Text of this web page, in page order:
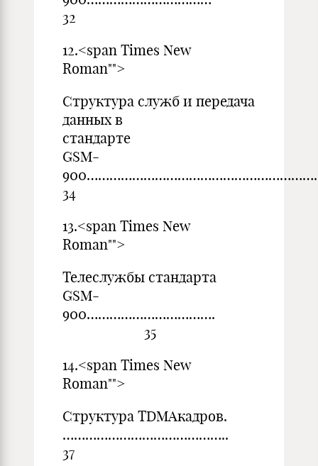
32
12.<span Times New
Структура служб и передача
данных в
стандарте
GSM-
34
13.<span Times New
Телеслужбы стандарта
GSM-
900…………………………….
35
14.<span Times New
Структура TDMAкадров.
37